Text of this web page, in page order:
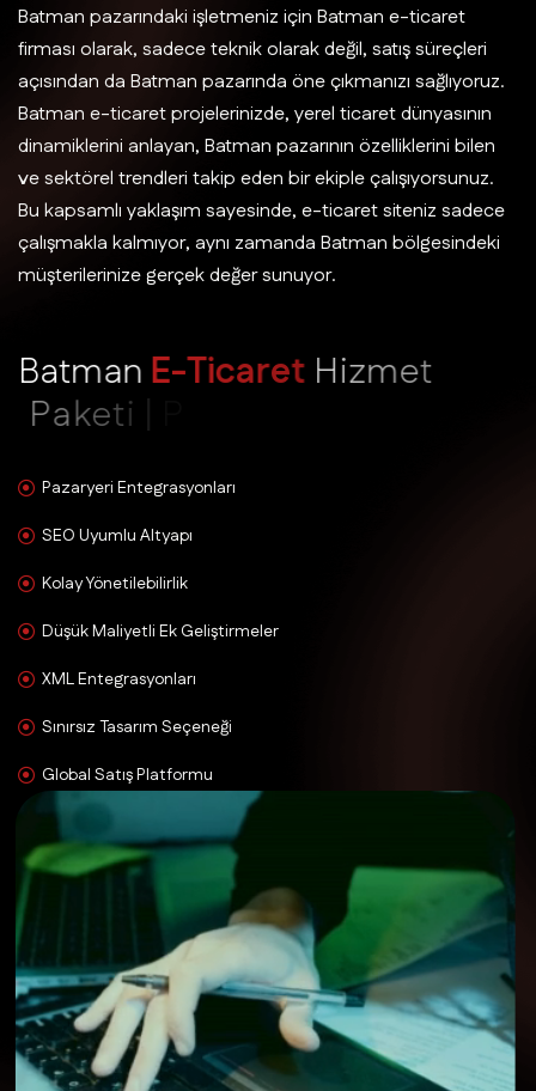
Batman pazarındaki işletmeniz için Batman e-ticaret
firması olarak, sadece teknik olarak değil, satış süreçleri
açısından da Batman pazarında öne çıkmanızı sağlıyoruz.
Batman e-ticaret projelerinizde, yerel ticaret dünyasının
dinamiklerini anlayan, Batman pazarının özelliklerini bilen
ve sektörel trendleri takip eden bir ekiple çalışıyorsunuz.
Bu kapsamlı yaklaşım sayesinde, e-ticaret siteniz sadece
çalışmakla kalmıyor, aynı zamanda Batman bölgesindeki
müşterilerinize gerçek değer sunuyor.
Batman E-Ticaret Hizmet
Paketi | P
Pazaryeri Entegrasyonları
SEO Uyumlu Altyapı
Kolay Yönetilebilirlik
Düşük Maliyetli Ek Geliştirmeler
XML Entegrasyonları
Sınırsız Tasarım Seçeneği
Global Satış Platformu